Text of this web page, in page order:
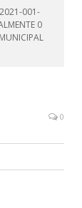
2021-001-
0
0